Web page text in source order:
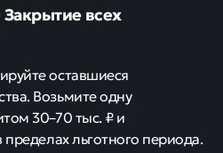
всех
оставшиеся
Возьмите одну
30–70 тыс. ₽ и
пределах льготного периода.